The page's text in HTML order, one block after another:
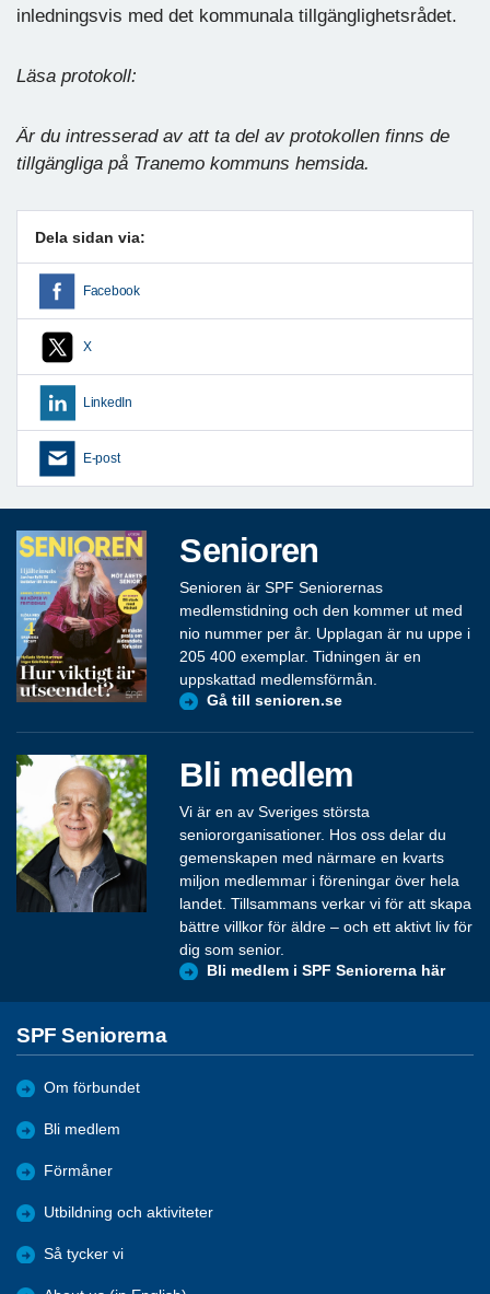
inledningsvis med det kommunala tillgänglighetsrådet.
Läsa protokoll:
Är du intresserad av att ta del av protokollen finns de
tillgängliga på Tranemo kommuns hemsida.
Dela sidan via:
Facebook
X
LinkedIn
E-post
Senioren
Senioren är SPF Seniorernas
medlemstidning och den kommer ut med
nio nummer per år. Upplagan är nu uppe i
205 400 exemplar. Tidningen är en
uppskattad medlemsförmån.
Gå till senioren.se
Bli medlem
Vi är en av Sveriges största
seniororganisationer. Hos oss delar du
gemenskapen med närmare en kvarts
miljon medlemmar i föreningar över hela
landet. Tillsammans verkar vi för att skapa
bättre villkor för äldre – och ett aktivt liv för
dig som senior.
Bli medlem i SPF Seniorerna här
SPF Seniorerna
Om förbundet
Bli medlem
Förmåner
Utbildning och aktiviteter
Så tycker vi